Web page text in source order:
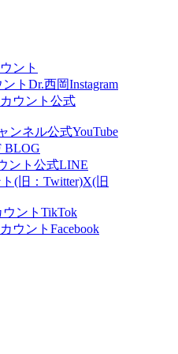
Dr.西岡Instagram
公式
公式YouTube
BLOG
公式LINE
X(旧
TikTok
Facebook